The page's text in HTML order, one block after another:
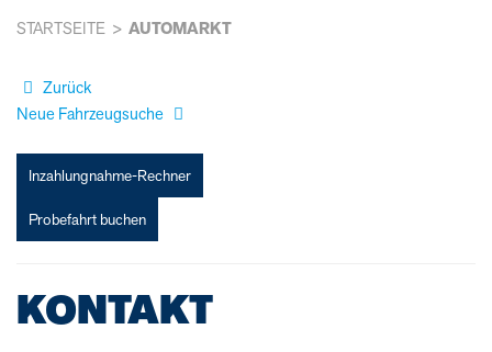
STARTSEITE AUTOMARKT
Zurück
Neue Fahrzeugsuche
Inzahlungnahme-Rechner
Probefahrt buchen
KONTAKT